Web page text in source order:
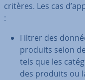
critères. Les cas
:
Filtrer des
produits selon
tels que les
des produits ou